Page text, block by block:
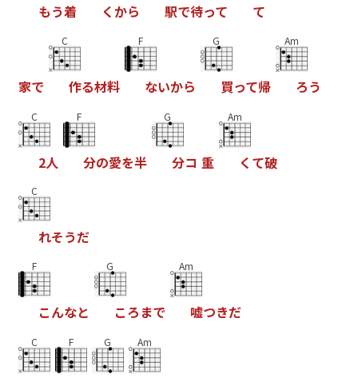
もう着 く から 駅で待って て
家で
C
作る材料
F
ないから
G
買って帰
Am
ろう
C
2人
F
分の愛を半
G
分コ 重
Am
く て破
C
れそうだ
F
こんなと
G
ころ まで
Am
嘘つきだ
C F G Am